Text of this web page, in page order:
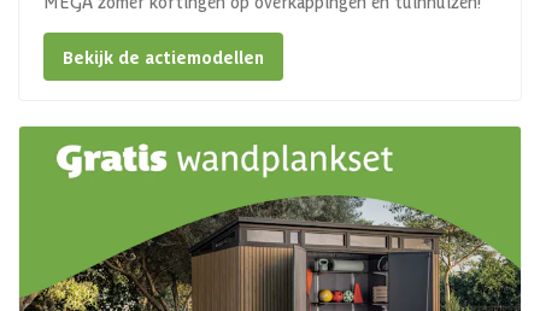
Bekijk de actiemodellen